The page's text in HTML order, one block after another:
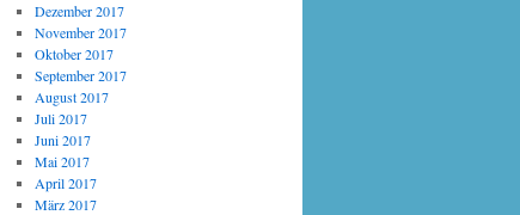
Dezember 2017
November 2017
Oktober 2017
September 2017
August 2017
Juli 2017
Juni 2017
Mai 2017
April 2017
März 2017